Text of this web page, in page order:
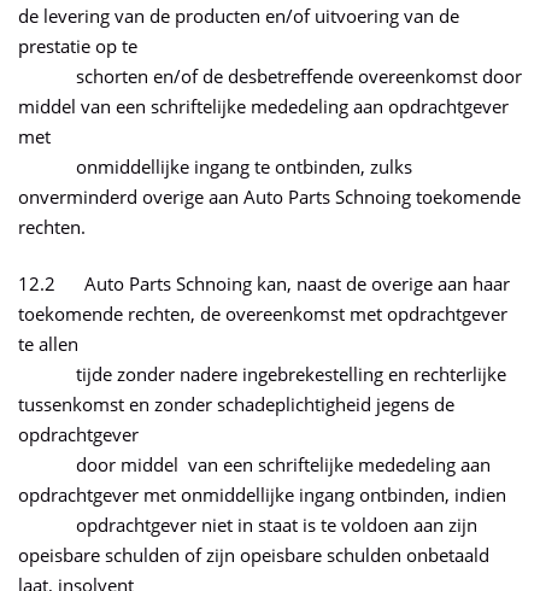
de levering van de producten en/of uitvoering van de
prestatie op te
schorten en/of de desbetreffende overeenkomst door
middel van een schriftelijke mededeling aan opdrachtgever
met
onmiddellijke ingang te ontbinden, zulks
onverminderd overige aan Auto Parts Schnoing toekomende
rechten.
12.2 Auto Parts Schnoing kan, naast de overige aan haar
toekomende rechten, de overeenkomst met opdrachtgever
te allen
tijde zonder nadere ingebrekestelling en rechterlijke
tussenkomst en zonder schadeplichtigheid jegens de
opdrachtgever
door middel van een schriftelijke mededeling aan
opdrachtgever met onmiddellijke ingang ontbinden, indien
opdrachtgever niet in staat is te voldoen aan zijn
opeisbare schulden of zijn opeisbare schulden onbetaald
laat, insolvent